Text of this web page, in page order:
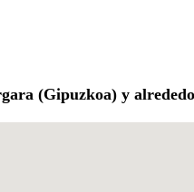
(Gipuzkoa) y